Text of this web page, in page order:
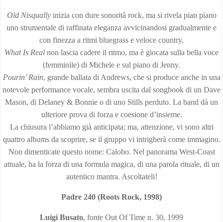
Old Nisquallyinizia con dure sonorità rock, ma si rivela pian piano
uno strumentale di raffinata eleganza avvicinandosi gradualmente e
con finezza a ritmi bluegrass e veloce country.
What Is Real non lascia cadere il ritmo, ma è giocata sulla bella voce
(femminile) di Michele e sul piano di Jenny.
Pourin’ Rain, grande ballata di Andrews, che si produce anche in una
notevole performance vocale, sembra uscita dal songbook di un Dave
Mason, di Delaney & Bonnie o di uno Stills perduto. La band dà un
ulteriore prova di forza e coesione d’insieme.
La chiusura l’abbiamo già anticipata; ma, attenzione, vi sono altri
quattro albums da scoprire, se il gruppo vi intrigherà come immagino.
Non dimenticate questo nome: Calobo. Nel panorama West-Coast
attuale, ha la forza di una formula magica, di una parola rituale, di un
autentico mantra. Ascoltateli!
Padre 240 (Roots Rock, 1998)
Luigi Busato, fonte Out Of Time n. 30, 1999